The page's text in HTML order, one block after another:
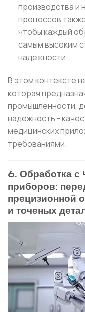
производства и
процессов
чтобы каждый
самым высоким
надежности.
В этом контексте
которая
промышленности,
надежность -
медицинских
требованиями.
6. Обработка с
приборов:
прецизионной
и точеных